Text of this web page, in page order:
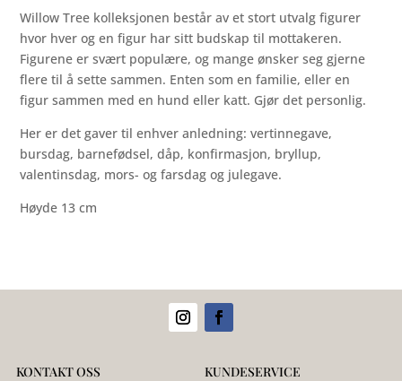
Willow Tree kolleksjonen består av et stort utvalg figurer
hvor hver og en figur har sitt budskap til mottakeren.
Figurene er svært populære, og mange ønsker seg gjerne
flere til å sette sammen. Enten som en familie, eller en
figur sammen med en hund eller katt. Gjør det personlig.
Her er det gaver til enhver anledning: vertinnegave,
bursdag, barnefødsel, dåp, konfirmasjon, bryllup,
valentinsdag, mors- og farsdag og julegave.
Høyde 13 cm
KONTAKT OSS KUNDESERVICE